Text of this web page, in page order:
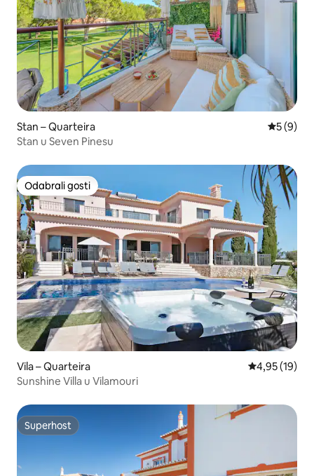
Stan – Quarteira
5 (9)
Stan u Seven Pinesu
Odabrali gosti
Odabrali gosti
Vila – Quarteira Prosječna
4,95 (19)
Sunshine Villa u Vilamouri
Superhost
Superhost